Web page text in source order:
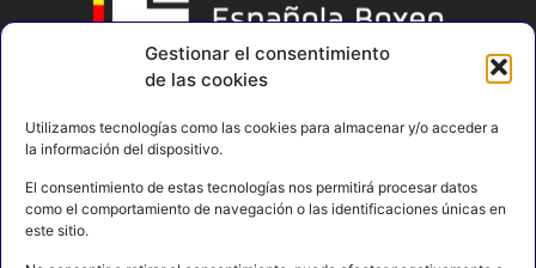
Gestionar el consentimiento
de las cookies
Utilizamos tecnologías como las cookies para almacenar y/o acceder a
la información del dispositivo.
El consentimiento de estas tecnologías nos permitirá procesar datos
como el comportamiento de navegación o las identificaciones únicas en
este sitio.